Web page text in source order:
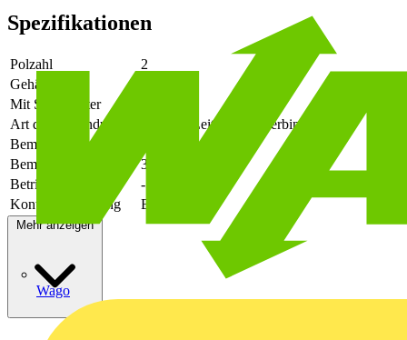
Wago
Spezifikationen
Polzahl
2
Gehäusefarbe
Mit Schutzleiter
Art der Verbindung
flexibler Leiterplattenverbinder
Bemessungsspannung
Bemessungsstrom In
34
Betriebstemperatur
-50 - 125
Kontaktausführung
Buchse
Mehr anzeigen